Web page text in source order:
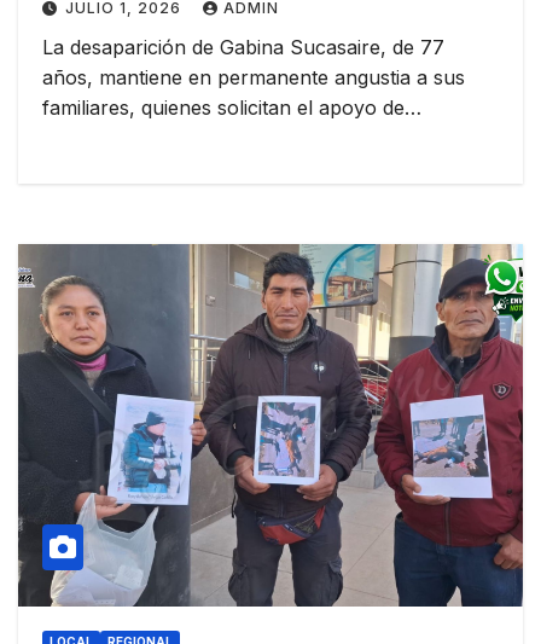
JULIO 1, 2026 ADMIN
La desaparición de Gabina Sucasaire, de 77
años, mantiene en permanente angustia a sus
familiares, quienes solicitan el apoyo de…